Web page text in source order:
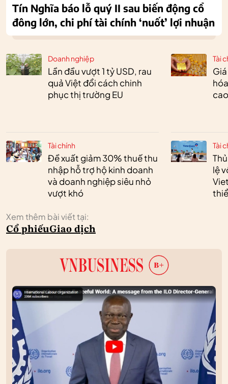
Doanh nghiệp
Lần đầu vượt 1 tỷ USD, rau
quả Việt đổi cách chinh
phục thị trường EU
Tài chính
Đề xuất giảm 30% thuế thu
nhập hỗ trợ hộ kinh doanh
và doanh nghiệp siêu nhỏ
vượt khó
Tài
Tài
lệ
Xem thêm bài viết tại:
Cổ phiếuGiao dịch
Tín Nghĩa báo lỗ quý II sau biến động cổ
đông lớn, chi phí tài chính ‘nuốt’ lợi nhuận